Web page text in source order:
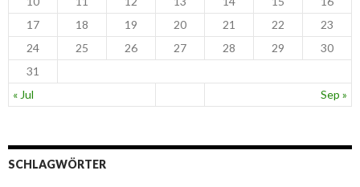
« Jul Sep »
17
18 19 20 21 22
23
24
25 26 27 28 29
30
31
SCHLAGWÖRTER